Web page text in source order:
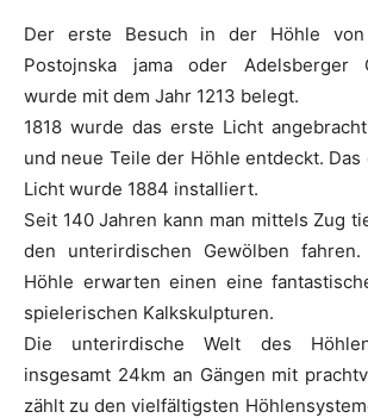
Der erste Besuch in der Höhle von
Postojnska jama oder Adelsberger
wurde mit dem Jahr 1213 belegt.
1818 wurde das erste Licht
und neue Teile der Höhle entdeckt.
Licht wurde 1884 installiert.
Seit 140 Jahren kann man mittels Zug
den unterirdischen Gewölben
Höhle erwarten einen eine
spielerischen Kalkskulpturen.
Die unterirdische Welt des
insgesamt 24km an Gängen mit
zählt zu den vielfältigsten